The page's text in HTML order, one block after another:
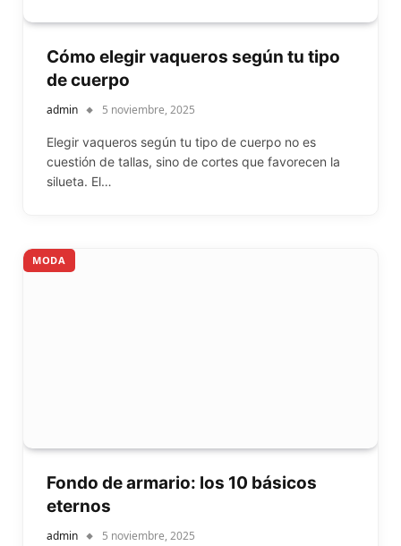
Cómo elegir vaqueros según tu tipo
de cuerpo
admin 5 noviembre, 2025
Elegir vaqueros según tu tipo de cuerpo no es
cuestión de tallas, sino de cortes que favorecen la
silueta. El…
MODA
Fondo de armario: los 10 básicos
eternos
admin 5 noviembre, 2025